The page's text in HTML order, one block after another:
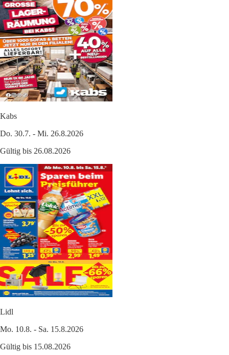
Kabs
Do. 30.7. - Mi. 26.8.2026
Gültig bis 26.08.2026
Lidl
Mo. 10.8. - Sa. 15.8.2026
Gültig bis 15.08.2026